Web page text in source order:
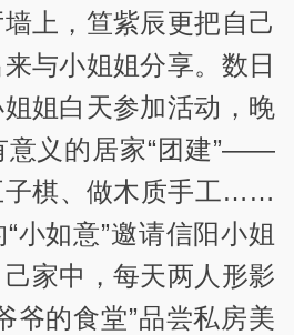
上，笪紫辰更把自己
与小姐姐分享。数日
姐白天参加活动，晚
意义的居家“团建”——
子棋、做木质手工……
小如意”邀请信阳小姐
家中，每天两人形影
爷的食堂”品尝私房美